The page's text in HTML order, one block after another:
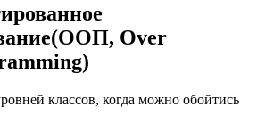
Over
классов, когда можно обойтись